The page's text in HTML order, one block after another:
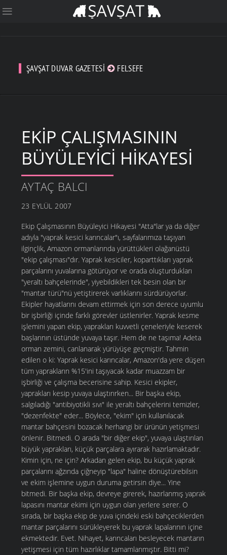
ŞAVŞAT DUVAR GAZETESI FELSEFE
EKIP ÇALIŞMASININ
BÜYÜLEYICI HIKAYESI
AYTAÇ BALCI
23 EYLÜL 2007
Ekip Çalışmasının Büyüleyici Hikayesi "Atta"lar ya da diğer
adıyla "yaprak kesici karıncalar"ı, sayfalarımıza taşıyan
ilginçlik, Amazon ormanlarında yürüttükleri olağanüstü
"ekip çalışması"dır. Yaprak kesiciler, koparttıkları yaprak
parçalarını yuvalarına götürüyor ve orada oluşturdukları
"yeraltı bahçelerinde", yiyebildikleri tek besin olan bir
"mantar türü"nü yetiştirerek varlıklarını sürdürüyorlar.
Ekipler hayatlarını devam ettirmek için son derece uyumlu
bir işbirliği içinde farklı görevler üstlenirler. Yaprak kesme
işlemini yapan ekip, yaprakları kuvvetli çeneleriyle keserek
başlarının üstünde yuvaya taşır. Hem de ne taşıma! Adeta
orman zemini, canlanarak yürüyüşe geçmiştir. Tahmin
edilen o ki: Yaprak kesici karıncalar, Amazon'da yere düşen
tüm yaprakların %15'ini taşıyacak kadar muazzam bir
işbirliği ve çalışma becerisine sahip. Kesici ekipler,
yaprakları kesip yuvaya ulaştırırken... Bir başka ekip,
salgıladığı "antibiyotikli sıvı" ile yeraltı bahçelerini temizler,
"dezenfekte" eder... Böylece, "ekim" için kullanılacak
mantar bahçesini bozacak herhangi bir ürünün yetişmesi
önlenir. Bitmedi. O arada "bir diğer ekip", yuvaya ulaştırılan
büyük yaprakları, küçük parçalara ayırarak hazırlamaktadır.
Kimin için, ne için? Arkadan gelen ekip, bu küçük yaprak
parçalarını ağzında çiğneyip "lapa" haline dönüştürebilsin
ve ekim işlemine uygun duruma getirsin diye... Yine
bitmedi. Bir başka ekip, devreye girerek, hazırlanmış yaprak
lapasını mantar ekimi için uygun olan yerlere serer. O
sırada, bir başka ekip de yuva içindeki eski bahçeciklerden
mantar parçalarını sürükleyerek bu yaprak lapalarının içine
ekmektedir. Evet. Nihayet, karıncaları besleyecek mantarın
yetişmesi için tüm hazırlıklar tamamlanmıştır. Bitti mi?